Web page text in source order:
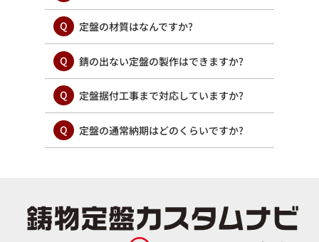
定盤の材質はなんですか?
錆の出ない定盤の製作はできますか?
定盤据付工事まで対応していますか?
定盤の通常納期はどのくらいですか?